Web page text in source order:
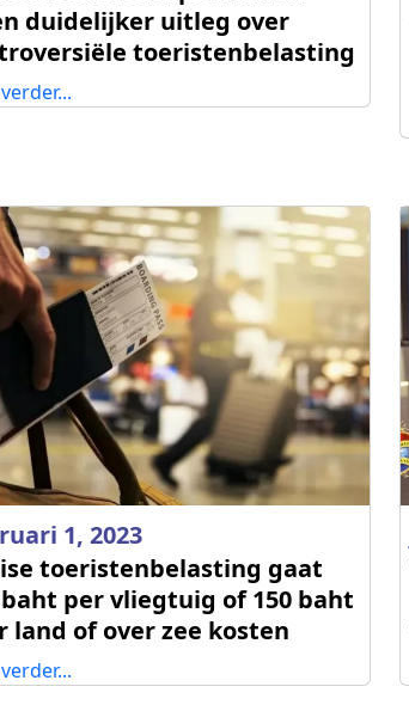
duidelijker uitleg over
toeristenbelasting
1, 2023
toeristenbelasting gaat
baht per vliegtuig of 150 baht
land of over zee kosten